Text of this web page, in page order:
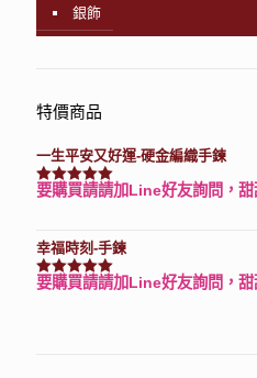
銀飾
特價商品
一生平安又好運-硬金編織手鍊
評分7740滿分 5
要購買請請加Line好友詢問，甜
幸福時刻-手鍊
評分3150滿分 5
要購買請請加Line好友詢問，甜